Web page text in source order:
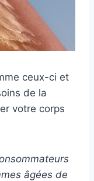
ceux-ci et
de la
votre corps
âgées de